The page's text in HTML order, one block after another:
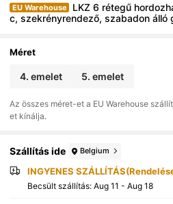
EU Warehouse
LKZ 6 rétegű
c, szekrényrendező, szabadon álló
alizálja a helyet
Méret
4. emelet 5. emelet
Az összes méret-et a EU Warehouse
et kínálja.
Szállítás ide Belgium
INGYENES
Becsült szállítás: Aug 11 - Aug 18